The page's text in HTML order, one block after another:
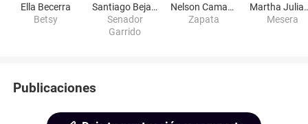
Ella Becerra
Betsy
Santiago Bejarano
Senador
Garrido
Nelson Camayo
Zapata
Martha
Mesera
Publicaciones